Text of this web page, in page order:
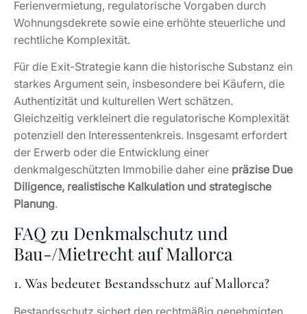
potenziell den Interessentenkreis. Insgesamt erfordert
der Erwerb oder die Entwicklung einer
denkmalgeschützten Immobilie daher eine
Diligence, realistische Kalkulation und strategische
Planung .
FAQ zu Denkmalschutz und
Bau-/Mietrecht auf Mallorca
1. Was bedeutet Bestandsschutz auf Mallorca?
Bestandsschutz sichert den rechtmäßig genehmigten
Zustand einer Immobilie. Auf Mallorca bedeutet das:
genehmigt wurde, bleibt dieser Zustand legal, selbst
wenn sich die Bauvorschriften später ändern. Im
Bestandsschutz jedoch nicht automatisch historische
Substanz oder Fassadendetails. Sobald Sie